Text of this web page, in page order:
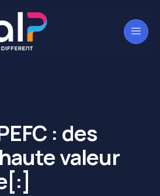
: des
valeur